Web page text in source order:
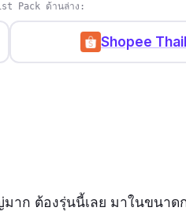
Pack ด้านล่าง:
Shopee
มาก ต้องรุ่นนี้เลย มาในขนาด